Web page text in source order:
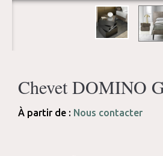
Chevet DOMINO
À partir de : Nous contacter